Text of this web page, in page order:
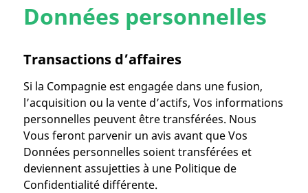
Données personnelles
Transactions d’affaires
Si la Compagnie est engagée dans une fusion,
l’acquisition ou la vente d’actifs, Vos informations
personnelles peuvent être transférées. Nous
Vous feront parvenir un avis avant que Vos
Données personnelles soient transférées et
deviennent assujetties à une Politique de
Confidentialité différente.